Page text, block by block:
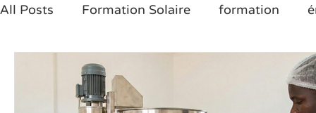
All Posts Formation Solaire formation
formation entrepreneuriale formation